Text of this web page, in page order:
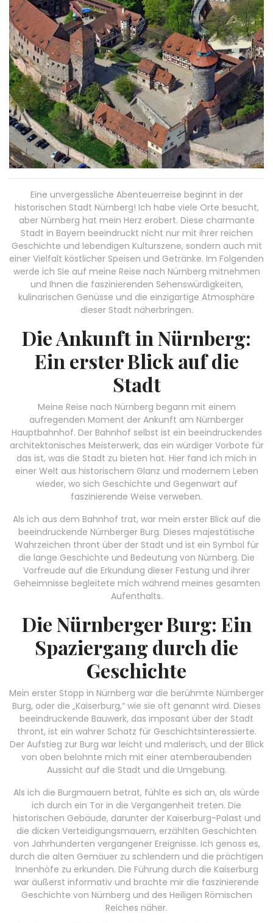
Eine unvergessliche Abenteuerreise beginnt in der
historischen Stadt Nürnberg! Ich habe viele Orte besucht,
aber Nürnberg hat mein Herz erobert. Diese charmante
Stadt in Bayern beeindruckt nicht nur mit ihrer reichen
Geschichte und lebendigen Kulturszene, sondern auch mit
einer Vielfalt köstlicher Speisen und Getränke. Im Folgenden
werde ich Sie auf meine Reise nach Nürnberg mitnehmen
und Ihnen die faszinierenden Sehenswürdigkeiten,
kulinarischen Genüsse und die einzigartige Atmosphäre
dieser Stadt näherbringen.
Die Ankunft in Nürnberg:
Ein erster Blick auf die
Stadt
Meine Reise nach Nürnberg begann mit einem
aufregenden Moment der Ankunft am Nürnberger
Hauptbahnhof. Der Bahnhof selbst ist ein beeindruckendes
architektonisches Meisterwerk, das ein würdiger Vorbote für
das ist, was die Stadt zu bieten hat. Hier fand ich mich in
einer Welt aus historischem Glanz und modernem Leben
wieder, wo sich Geschichte und Gegenwart auf
faszinierende Weise verweben.
Als ich aus dem Bahnhof trat, war mein erster Blick auf die
beeindruckende Nürnberger Burg. Dieses majestätische
Wahrzeichen thront über der Stadt und ist ein Symbol für
die lange Geschichte und Bedeutung von Nürnberg. Die
Vorfreude auf die Erkundung dieser Festung und ihrer
Geheimnisse begleitete mich während meines gesamten
Aufenthalts.
Die Nürnberger Burg: Ein
Spaziergang durch die
Geschichte
Mein erster Stopp in Nürnberg war die berühmte Nürnberger
Burg, oder die „Kaiserburg,“ wie sie oft genannt wird. Dieses
beeindruckende Bauwerk, das imposant über der Stadt
thront, ist ein wahrer Schatz für Geschichtsinteressierte.
Der Aufstieg zur Burg war leicht und malerisch, und der Blick
von oben belohnte mich mit einer atemberaubenden
Aussicht auf die Stadt und die Umgebung.
Als ich die Burgmauern betrat, fühlte es sich an, als würde
ich durch ein Tor in die Vergangenheit treten. Die
historischen Gebäude, darunter der Kaiserburg-Palast und
die dicken Verteidigungsmauern, erzählten Geschichten
von Jahrhunderten vergangener Ereignisse. Ich genoss es,
durch die alten Gemäuer zu schlendern und die prächtigen
Innenhöfe zu erkunden. Die Führung durch die Kaiserburg
war äußerst informativ und brachte mir die faszinierende
Geschichte von Nürnberg und des Heiligen Römischen
Reiches näher.